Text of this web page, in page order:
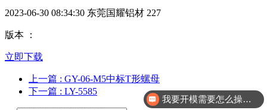
2023-06-30 08:34:30 东莞国耀铝材 227
版本 ：
立即下载
上一篇 : GY-06-M5中标T形螺母
下一篇 : LY-5585
我要开模需要怎么操作？